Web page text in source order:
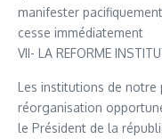
manifester
cesse immédiatement
VII- LA REFORME
Les institutions de notre
réorganisation
le Président de la